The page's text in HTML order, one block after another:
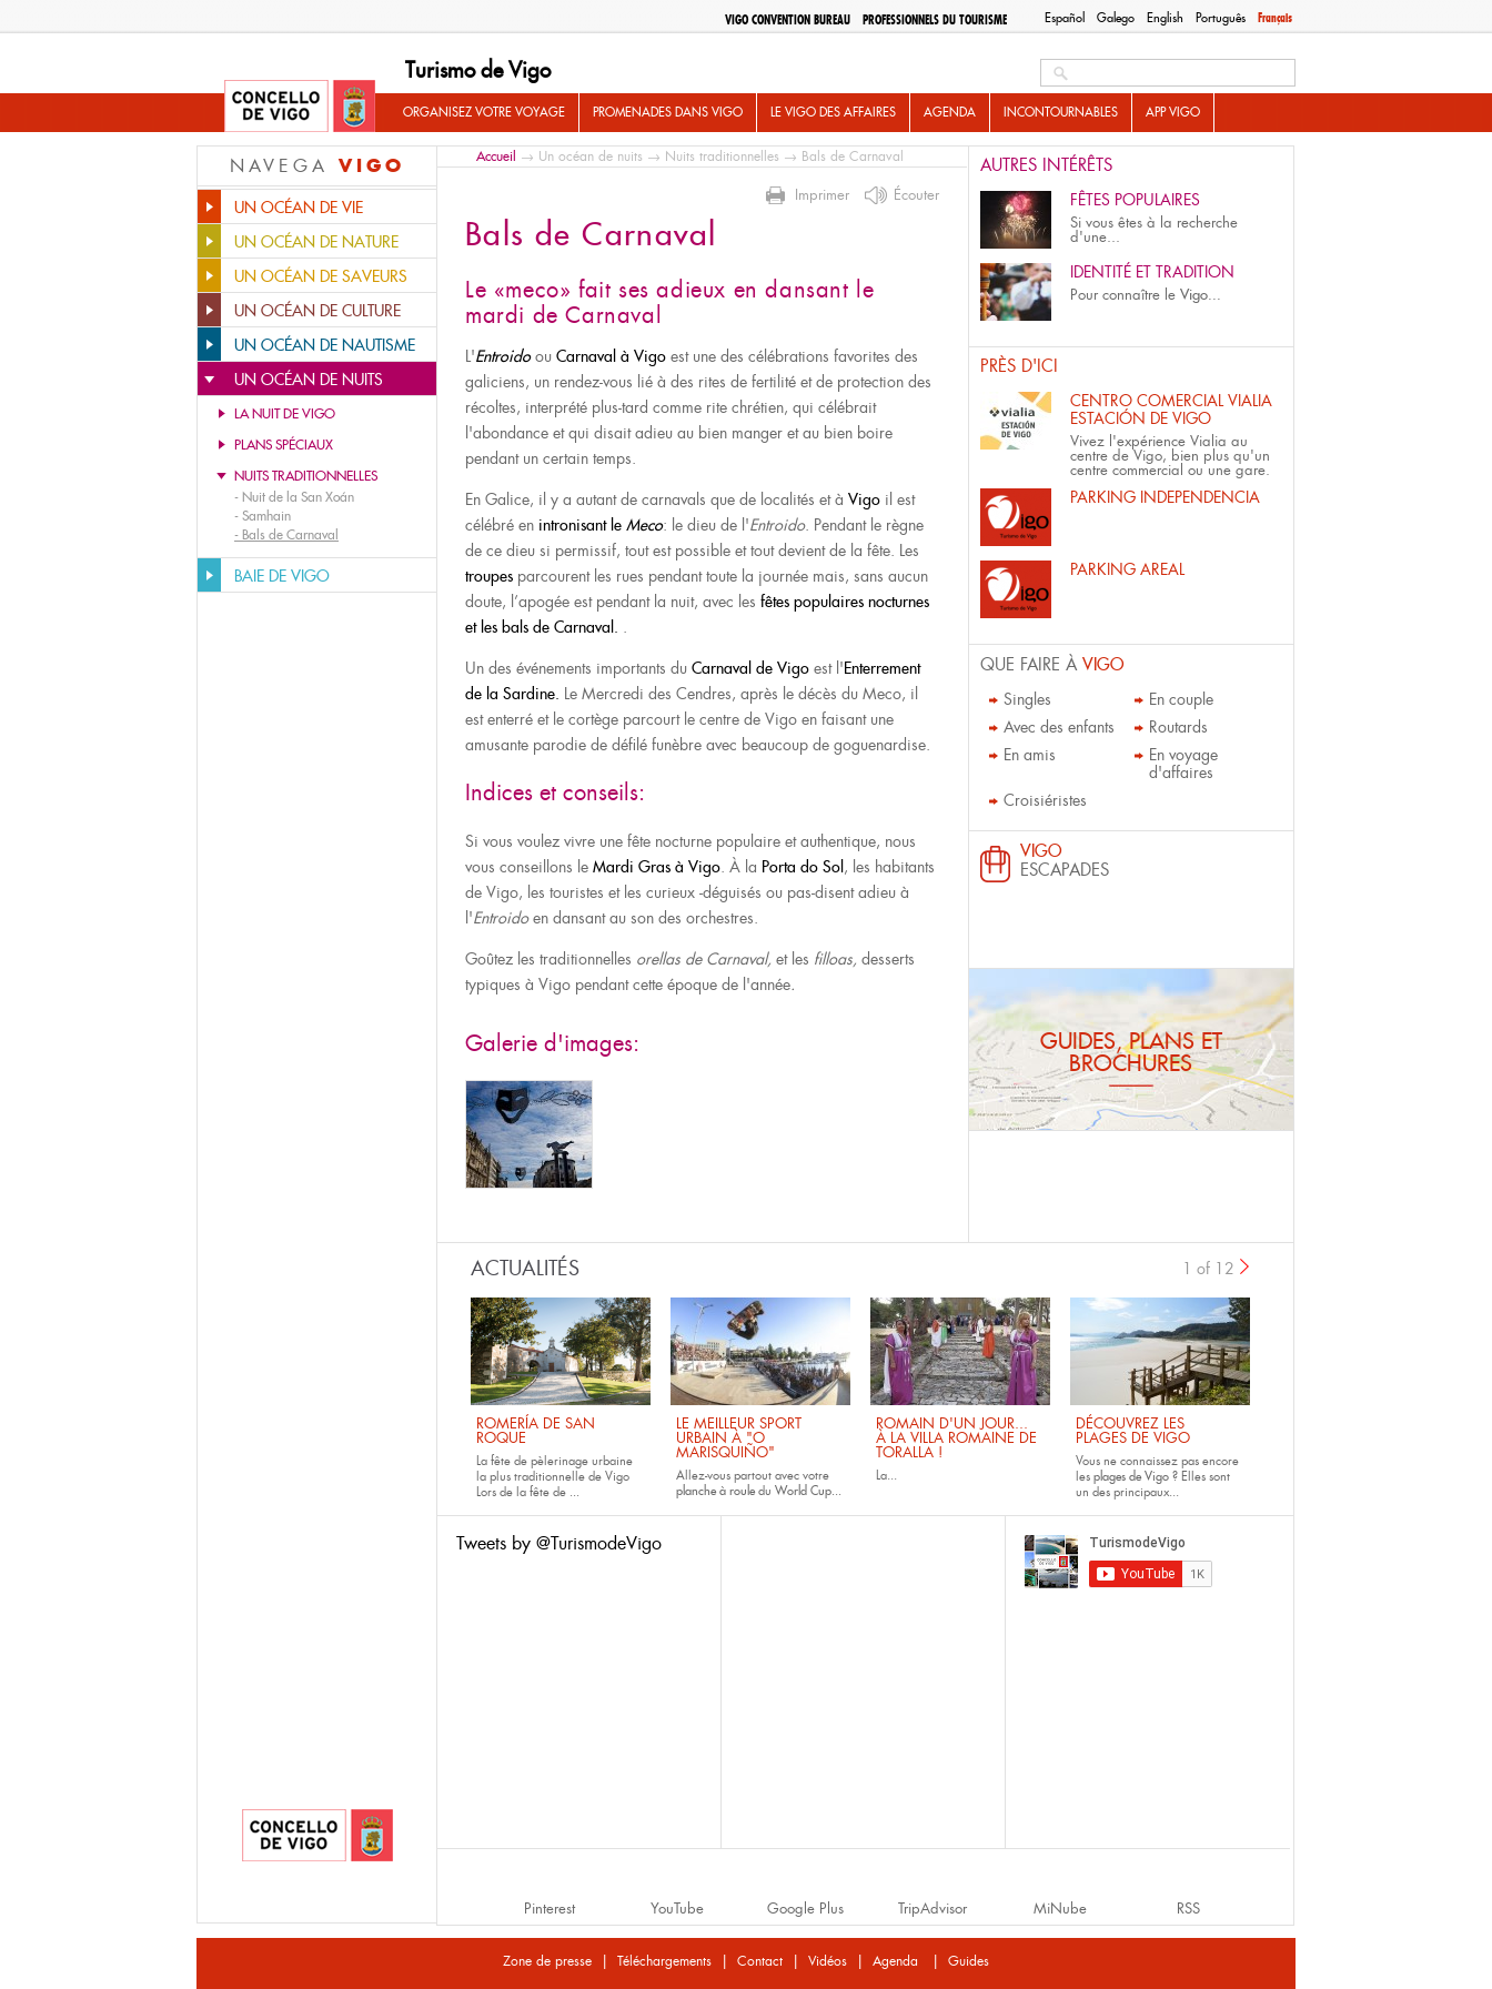
Español Galego English Português Français
VIGO CONVENTION BUREAU PROFESSIONNELS DU TOURISME
Turismo de Vigo
ORGANISEZ VOTRE VOYAGE PROMENADES DANS VIGO LE VIGO DES AFFAIRES AGENDA INCONTOURNABLES APP VIGO
NAVEGA VIGO
UN OCÉAN DE VIE
UN OCÉAN DE NATURE
UN OCÉAN DE SAVEURS
UN OCÉAN DE CULTURE
UN OCÉAN DE NAUTISME
UN OCÉAN DE NUITS
LA NUIT DE VIGO
PLANS SPÉCIAUX
NUITS TRADITIONNELLES
- Nuit de la San Xoán
- Samhain
- Bals de Carnaval
BAIE DE VIGO
Accueil → Un océan de nuits → Nuits traditionnelles → Bals de Carnaval
Imprimer Écouter
Bals de Carnaval
Le «meco» fait ses adieux en dansant le
mardi de Carnaval
L'Entroidoou Carnaval à Vigo est une des célébrations favorites des
galiciens, un rendez-vous lié à des rites de fertilité et de protection des
récoltes, interprété plus-tard comme rite chrétien, qui célébrait
l'abondance et qui disait adieu au bien manger et au bien boire
pendant un certain temps.
En Galice, il y a autant de carnavals que de localités et à Vigo il est
célébré en intronisant le Meco: le dieu de l'Entroido. Pendant le règne
de ce dieu si permissif, tout est possible et tout devient de la fête. Les
troupes parcourent les rues pendant toute la journée mais, sans aucun
doute, l’apogée est pendant la nuit, avec les fêtes populaires nocturnes
et les bals de Carnaval. .
Un des événements importants du Carnaval de Vigo est l'Enterrement
de la Sardine. Le Mercredi des Cendres, après le décès du Meco, il
est enterré et le cortège parcourt le centre de Vigo en faisant une
amusante parodie de défilé funèbre avec beaucoup de goguenardise.
Indices et conseils:
Si vous voulez vivre une fête nocturne populaire et authentique, nous
vous conseillons le Mardi Gras à Vigo. À la Porta do Sol , les habitants
de Vigo, les touristes et les curieux -déguisés ou pas-disent adieu à
l'Entroidoen dansant au son des orchestres.
Goûtez les traditionnelles orellas de Carnaval, et les filloas, desserts
typiques à Vigo pendant cette époque de l'année.
Galerie d'images:
AUTRES INTÉRÊTS
FÊTES POPULAIRES
Si vous êtes à la recherche
d'une...
IDENTITÉ ET TRADITION
Pour connaître le Vigo...
PRÈS D'ICI
CENTRO COMERCIAL VIALIA
ESTACIÓN DE VIGO
Vivez l'expérience Vialia au
centre de Vigo, bien plus qu'un
centre commercial ou une gare.
PARKING INDEPENDENCIA
PARKING AREAL
QUE FAIRE À VIGO
Singles
En couple
Avec des enfants
Routards
En amis
En voyage
d'affaires
Croisiéristes
VIGO
ESCAPADES
GUIDES, PLANS ET
BROCHURES
ACTUALITÉS
ROMERÍA DE SAN
ROQUE
La fête de pèlerinage urbaine
la plus traditionnelle de Vigo
Lors de la fête de ...
LE MEILLEUR SPORT
URBAIN À "O
MARISQUIÑO"
Allez-vous partout avec votre
planche à rouledu World Cup...
ROMAIN D'UN JOUR...
À LA VILLA ROMAINE DE
TORALLA !
La...
DÉCOUVREZ LES
PLAGES DE VIGO
Vous ne connaissez pas encore
les plages de Vigo ? Elles sont
un des principaux...
1 of 12
Tweets by @TurismodeVigo
Pinterest YouTube Google Plus TripAdvisor MiNube RSS
Zone de presse | Téléchargements | Contact | Vidéos | Agenda | Guides